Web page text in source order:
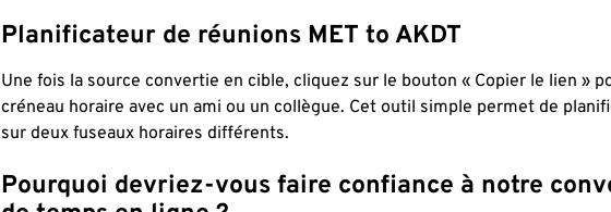
Planificateur de réunions MET to AKDT
Une fois la source convertie en cible, cliquez sur le bouton « Copier le lien »
créneau horaire avec un ami ou un collègue. Cet outil simple permet de
sur deux fuseaux horaires différents.
Pourquoi devriez-vous faire confiance à notre